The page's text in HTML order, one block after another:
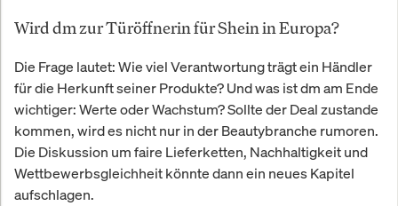
Wird dm zur Türöffnerin für Shein in Europa?
Die Frage lautet: Wie viel Verantwortung trägt ein Händler
für die Herkunft seiner Produkte? Und was ist dm am Ende
wichtiger: Werte oder Wachstum? Sollte der Deal zustande
kommen, wird es nicht nur in der Beautybranche rumoren.
Die Diskussion um faire Lieferketten, Nachhaltigkeit und
Wettbewerbsgleichheit könnte dann ein neues Kapitel
aufschlagen.